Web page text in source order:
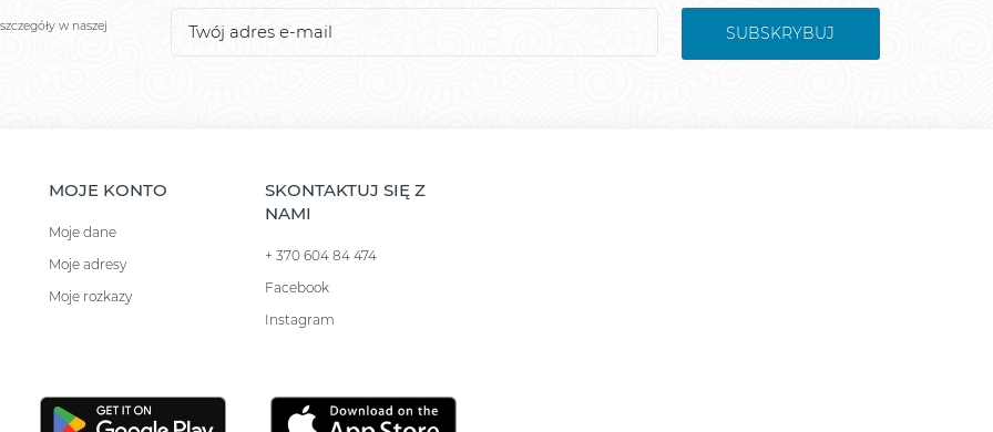
w naszej
SUBSKRYBUJ
MOJE KONTO
Moje dane
Moje adresy
Moje rozkazy
SKONTAKTUJ SIĘ Z
NAMI
+ 370 604 84 474
Facebook
Instagram